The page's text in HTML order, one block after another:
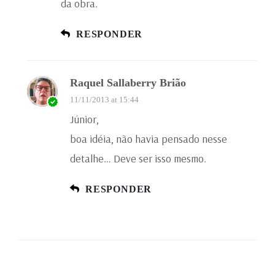
da obra.
RESPONDER
Raquel Sallaberry Brião
11/11/2013 at 15:44
Júnior,
boa idéia, não havia pensado nesse
detalhe… Deve ser isso mesmo.
RESPONDER